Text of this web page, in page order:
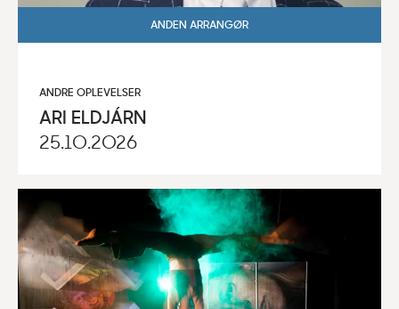
ANDRE OPLEVELSER
ARI ELDJÁRN
25.10.2026
ANDEN ARRANGØR